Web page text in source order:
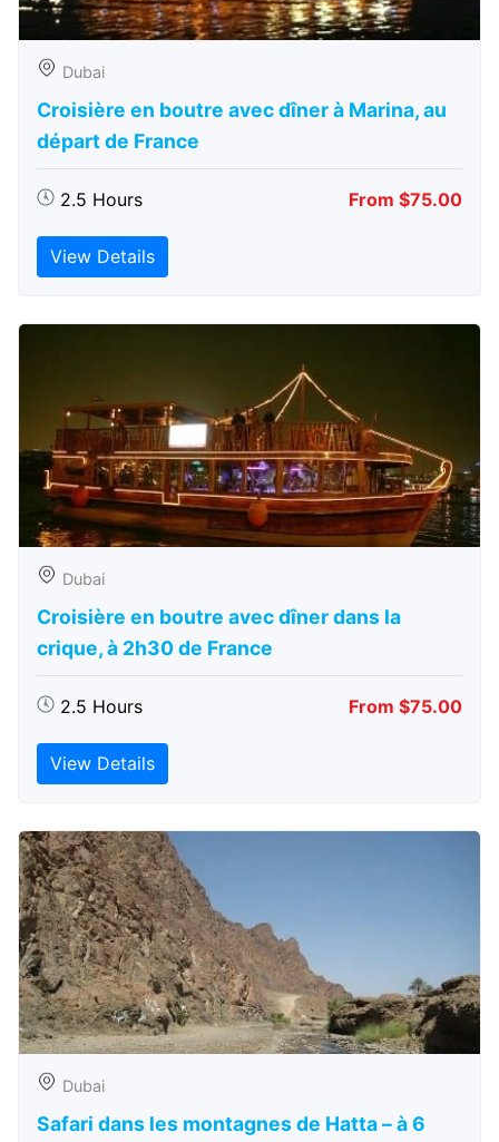
Dubai
Croisière en boutre avec dîner à Marina, au
départ de France
2.5 Hours From $75.00
View Details
Dubai
Croisière en boutre avec dîner dans la
crique, à 2h30 de France
2.5 Hours From $75.00
View Details
Dubai
Safari dans les montagnes de Hatta – à 6